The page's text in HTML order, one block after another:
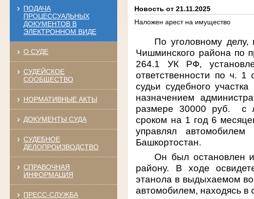
ПОДАЧА
ПРОЦЕССУАЛЬНЫХ
ДОКУМЕНТОВ В
ЭЛЕКТРОННОМ ВИДЕ
О СУДЕ
СУДЕЙСКОЕ
СООБЩЕСТВО
НОРМАТИВНЫЕ АКТЫ
ДОКУМЕНТЫ СУДА
СУДЕБНОЕ
ДЕЛОПРОИЗВОДСТВО
СПРАВОЧНАЯ
ИНФОРМАЦИЯ
ПРЕСС-СЛУЖБА
Новость от 21.11.2025
Наложен арест на имущество
По уголовному
Чишминского района по
264.1 УК РФ,
ответственности по ч.
судьи судебного
назначением
размере 30000 руб. с
сроком на 1 год 6
управлял
Башкортостан.
Он был остановлен
району. В ходе
этанола в выдыхаемом
автомобилем, находясь в